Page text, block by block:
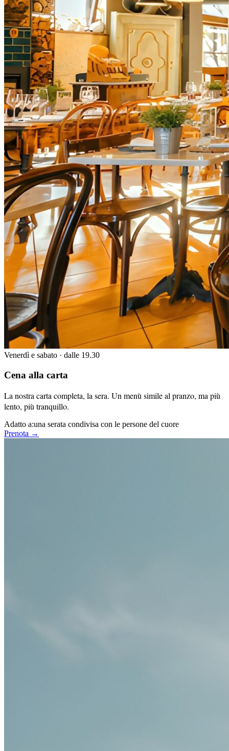
Venerdì e sabato · dalle 19.30
Cena alla carta
La nostra carta completa, la sera. Un menù simile al pranzo, ma più
lento, più tranquillo.
Adatto a:una serata condivisa con le persone del cuore
Prenota →